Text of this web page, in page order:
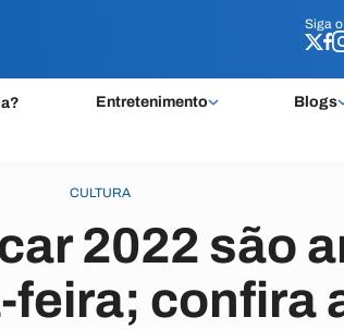
Siga
Entretenimento Blogs
Siga
CULTURA
2022 são
feira; confira